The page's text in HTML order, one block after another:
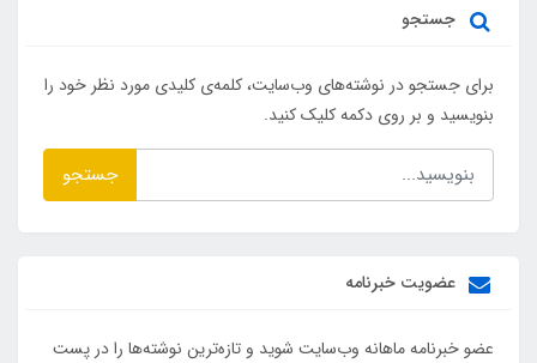
جستجو
برای جستجو در نوشته‌های وب‌سایت، کلمه‌ی کلیدی مورد نظر خود را
بنویسید و بر روی دکمه کلیک کنید.
جستجو
عضویت خبرنامه
عضو خبرنامه ماهانه وب‌سایت شوید و تازه‌ترین نوشته‌ها را در پست